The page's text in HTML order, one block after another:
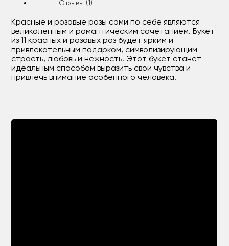
Отзывы (1)
Красные и розовые розы сами по себе являются
великолепным и романтическим сочетанием. Букет
из 11 красных и розовых роз будет ярким и
привлекательным подарком, символизирующим
страсть, любовь и нежность. Этот букет станет
идеальным способом выразить свои чувства и
привлечь внимание особенного человека.